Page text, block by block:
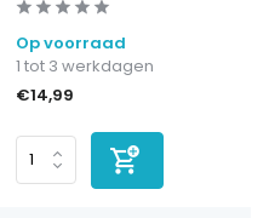
Op voorraad
1 tot 3 werkdagen
€14,99